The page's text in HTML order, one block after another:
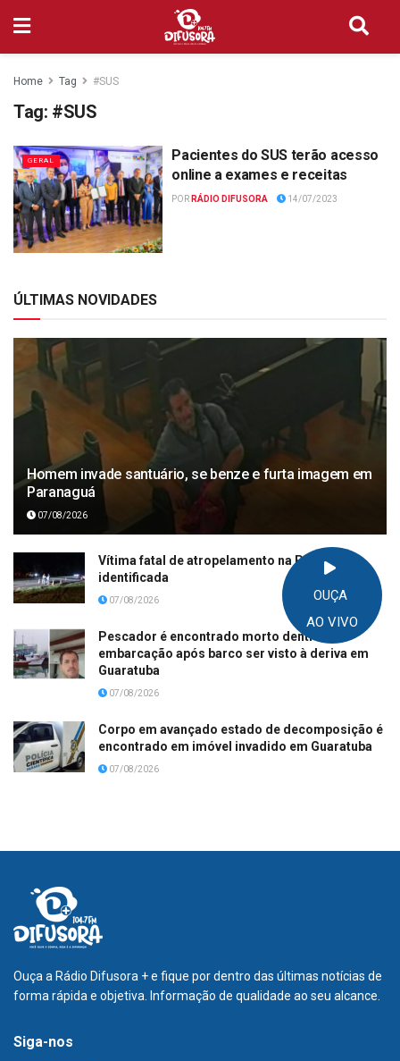
OUÇA
AO VIVO
Home Tag #SUS
Tag: #SUS
GERAL
Pacientes do SUS terão acesso
online a exames e receitas
POR RÁDIO DIFUSORA 14/07/2023
ÚLTIMAS NOVIDADES
Homem invade santuário, se benze e furta imagem em
Paranaguá
07/08/2026
Vítima fatal de atropelamento na PR-508 é
identificada
07/08/2026
Pescador é encontrado morto dentro de
embarcação após barco ser visto à deriva em
Guaratuba
07/08/2026
Corpo em avançado estado de decomposição é
encontrado em imóvel invadido em Guaratuba
07/08/2026
Ouça a Rádio Difusora + e fique por dentro das últimas notícias de
forma rápida e objetiva. Informação de qualidade ao seu alcance.
Siga-nos